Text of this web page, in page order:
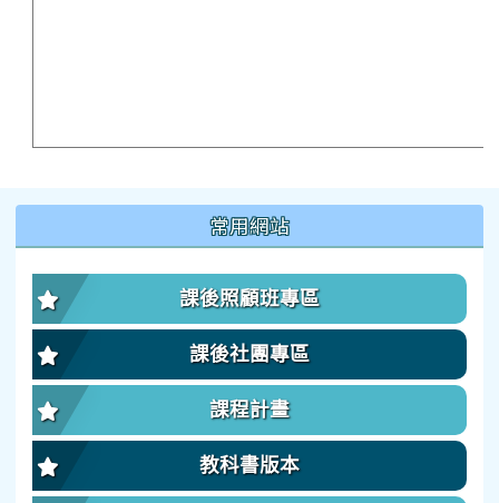
常用網站
課後照顧班專區
課後社團專區
課程計畫
教科書版本